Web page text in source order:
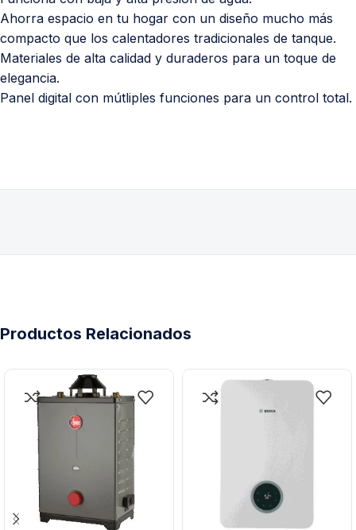
Ahorra espacio en tu hogar con un diseño mucho más
compacto que los calentadores tradicionales de tanque.
Materiales de alta calidad y duraderos para un toque de
elegancia.
Panel digital con mútliples funciones para un control total.
Productos Relacionados